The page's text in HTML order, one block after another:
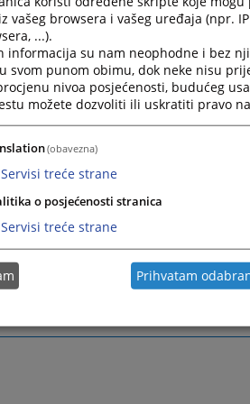
460
suda:
sekretar suda:
450
451
sa Okružnim privrednim
Mail), nema obavezujući
smislu bilo kojeg procesnog
vašeg browsera i vašeg uređaja (npr.
...).
informacija su nam neophodne i bez
svom punom obimu, dok neke nisu
nivoa posjećenosti, budućeg
možete dozvoliti ili uskratiti pravo
(obavezna)
Servisi treće strane
o posjećenosti stranica
Servisi treće strane
Prihvatam